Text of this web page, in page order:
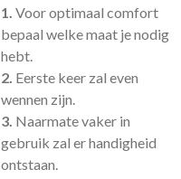
1. Voor optimaal comfort
bepaal welke maat je nodig
hebt.
2. Eerste keer zal even
wennen zijn.
3. Naarmate vaker in
gebruik zal er handigheid
ontstaan.